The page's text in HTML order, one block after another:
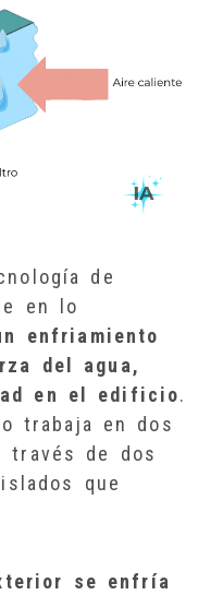
de
en lo
enfriamiento
del agua,
en el edificio.
trabaja en dos
través de dos
que
se enfría